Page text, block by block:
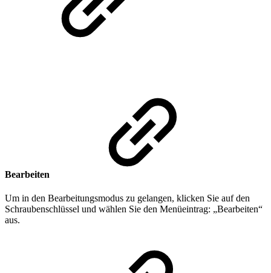
Bearbeiten
Um in den Bearbeitungsmodus zu gelangen, klicken Sie auf den
Schraubenschlüssel und wählen Sie den Menüeintrag: „Bearbeiten“
aus.